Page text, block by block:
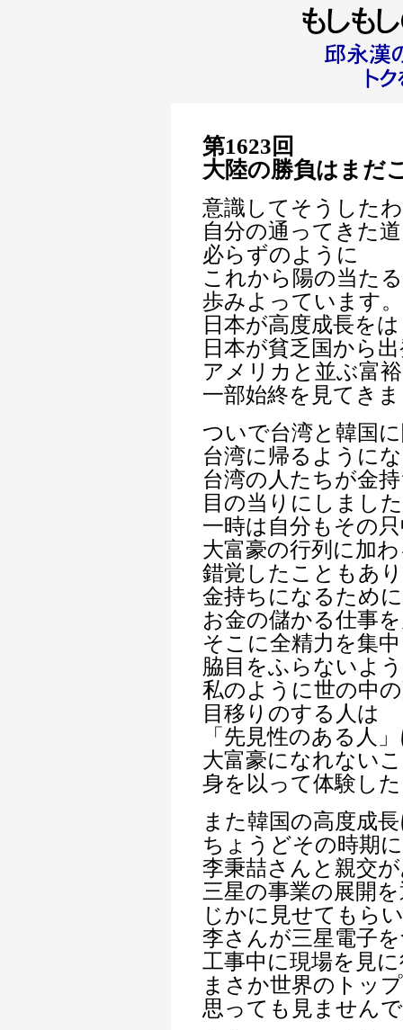
第1623回
大陸の勝負はまだ
意識してそうした
自分の通ってきた
必らずのように
これから陽の当た
歩みよっています。
日本が高度成長を
日本が貧乏国から
アメリカと並ぶ富
一部始終を見てき
ついで台湾と韓国
台湾に帰るように
台湾の人たちが金
目の当りにしまし
一時は自分もその
大富豪の行列に加
錯覚したこともあ
金持ちになるため
お金の儲かる仕事
そこに全精力を集
脇目をふらないよ
私のように世の中
目移りのする人は
「先見性のある人
大富豪になれない
身を以って体験し
また韓国の高度成
ちょうどその時期
李秉喆さんと親交
三星の事業の展開
じかに見せてもら
李さんが三星電子
工事中に現場を見
まさか世界のトッ
思っても見ません